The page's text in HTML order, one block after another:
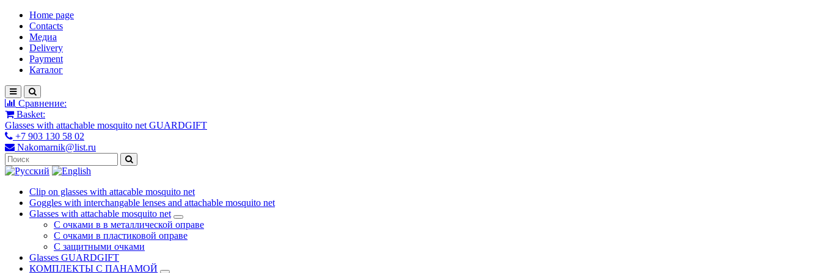
Home page
Contacts
Медиа
Delivery
Payment
Каталог
Сравнение:
Basket:
Glasses with attachable mosquito net GUARDGIFT
+7 903 130 58 02
Nakomarnik@list.ru
Clip on glasses with attacable mosquito net
Goggles with interchangable lenses and attachable mosquito net
Glasses with attachable mosquito net
С очками в в металлической оправе
С очками в пластиковой оправе
С защитными очками
Glasses GUARDGIFT
КОМПЛЕКТЫ С ПАНАМОЙ